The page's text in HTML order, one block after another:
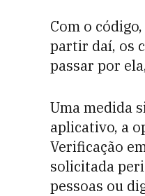
Com o
partir daí, os
passar por
Uma medida
aplicativo, a
Verificação
solicitada
pessoas ou